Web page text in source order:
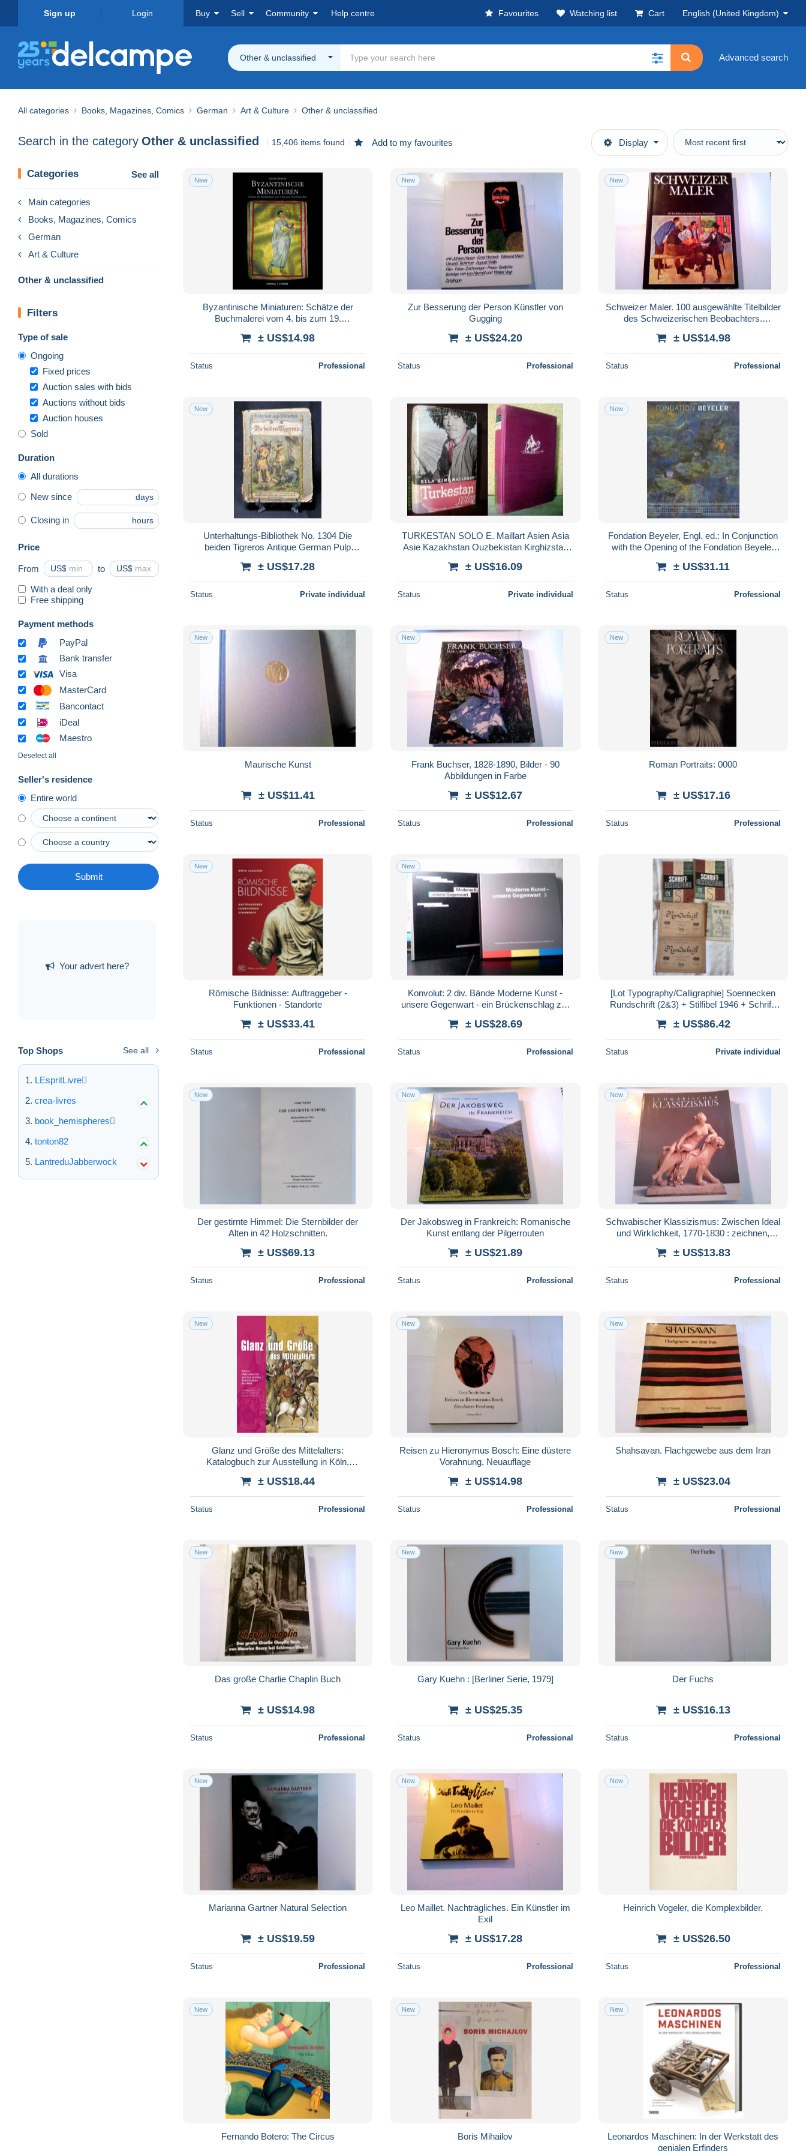
Sign up Login Buy Sell Community Help centre Favourites Watching list Cart English (United Kingdom)
Other & unclassified Advanced search
All categories Books, Magazines, Comics German Art & Culture Other & unclassified
Search in the category Other & unclassified 15,406 items found Add to my favourites Display
Categories See all
Main categories
Books, Magazines, Comics
German
Art & Culture
Other & unclassified
Filters
Type of sale
Ongoing
Fixed prices
Auction sales with bids
Auctions without bids
Auction houses
Sold
Duration
All durations
New since days
Closing in hours
Price
From US$ to US$
With a deal only
Free shipping
Payment methods
PayPal
Bank transfer
Visa
MasterCard
Bancontact
iDeal
Maestro
Deselect all
Seller's residence
Entire world
Submit
Your advert here?
Top Shops See all
LEspritLivre
crea-livres
book_hemispheres
tonton82
LantreduJabberwock
New
Byzantinische Miniaturen: Schätze der
Buchmalerei vom 4. bis zum 19.
± US$14.98
Status Professional
New
Zur Besserung der Person Künstler von
Gugging
± US$24.20
Status Professional
New
Schweizer Maler. 100 ausgewählte Titelbilder
des Schweizerischen Beobachters.
± US$14.98
Status Professional
New
Unterhaltungs-Bibliothek No. 1304 Die
beiden Tigreros Antique German Pulp
± US$17.28
Status Private individual
TURKESTAN SOLO E. Maillart Asien Asia
Asie Kazakhstan Ouzbekistan Kirghizstan
± US$16.09
Status Private individual
New
Fondation Beyeler, Engl. ed.: In Conjunction
with the Opening of the Fondation Beyeler
± US$31.11
Status Professional
New
Maurische Kunst
± US$11.41
Status Professional
New
Frank Buchser, 1828-1890, Bilder - 90
Abbildungen in Farbe
± US$12.67
Status Professional
New
Roman Portraits: 0000
± US$17.16
Status Professional
New
Römische Bildnisse: Auftraggeber -
Funktionen - Standorte
± US$33.41
Status Professional
New
Konvolut: 2 div. Bände Moderne Kunst -
unsere Gegenwart - ein Brückenschlag zur
± US$28.69
Status Professional
[Lot Typography/Calligraphie] Soennecken
Rundschrift (2&3) + Stilfibel 1946 + Schrift-
± US$86.42
Status Private individual
New
Der gestirnte Himmel: Die Sternbilder der
Alten in 42 Holzschnitten.
± US$69.13
Status Professional
New
Der Jakobsweg in Frankreich: Romanische
Kunst entlang der Pilgerrouten
± US$21.89
Status Professional
New
Schwabischer Klassizismus: Zwischen Ideal
und Wirklichkeit, 1770-1830 : zeichnen,
± US$13.83
Status Professional
New
Glanz und Größe des Mittelalters:
Katalogbuch zur Ausstellung in Köln,
± US$18.44
Status Professional
New
Reisen zu Hieronymus Bosch: Eine düstere
Vorahnung, Neuauflage
± US$14.98
Status Professional
New
Shahsavan. Flachgewebe aus dem Iran
± US$23.04
Status Professional
New
Das große Charlie Chaplin Buch
± US$14.98
Status Professional
New
Gary Kuehn : [Berliner Serie, 1979]
± US$25.35
Status Professional
New
Der Fuchs
± US$16.13
Status Professional
New
Marianna Gartner Natural Selection
± US$19.59
Status Professional
New
Leo Maillet. Nachträgliches. Ein Künstler im
Exil
± US$17.28
Status Professional
New
Heinrich Vogeler, die Komplexbilder.
± US$26.50
Status Professional
New
Fernando Botero: The Circus
New
Boris Mihailov
New
Leonardos Maschinen: In der Werkstatt des
genialen Erfinders